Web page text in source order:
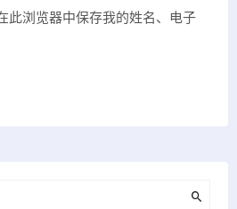
此浏览器中保存我的姓名、电子